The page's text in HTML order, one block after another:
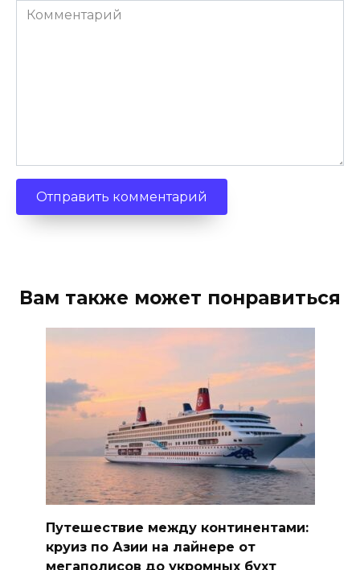
Комментарий
Вам также может понравиться
Путешествие между континентами:
круиз по Азии на лайнере от
мегаполисов до укромных бухт